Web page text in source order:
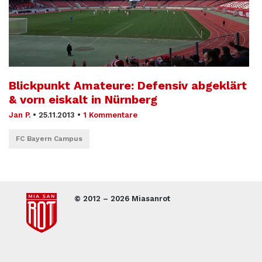
Blickpunkt Amateure: Defensiv abgeklärt
& vorn eiskalt in Nürnberg
Jan P. • 25.11.2013 • 1 Kommentare
FC Bayern Campus
© 2012 – 2026 Miasanrot